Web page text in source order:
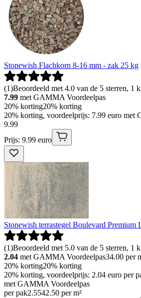
Stonewish Flachkorn 8-16 mm - zak 25 kg
(1)Beoordeeld met 4.0 van de 5 sterren, 1
7.99 met GAMMA Voordeelpas
20% korting20% korting
20% korting, voordeelprijs: 7.99 euro met
9.99
Prijs: 9.99 euro
Stonewish terrastegel Boulevard
(1)Beoordeeld met 5.0 van de 5 sterren, 1
2.04 met GAMMA Voordeelpas34.00 per
20% korting20% korting
20% korting, voordeelprijs: 2.04 euro per
met GAMMA Voordeelpas
per pak2.5542.50 per m²